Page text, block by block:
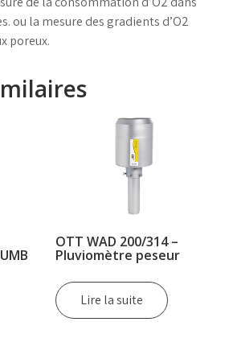
ou la mesure des gradients d’O2
poreux.
OTT WAD 200/314 –
Pluviomètre peseur
Lire la suite